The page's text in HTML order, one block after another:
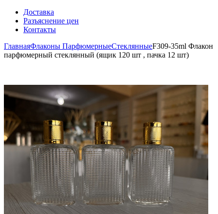
Доставка
Разъяснение цен
Контакты
ГлавнаяФлаконы ПарфюмерныеСтеклянныеF309-35ml Флакон
парфюмерный стеклянный (ящик 120 шт , пачка 12 шт)